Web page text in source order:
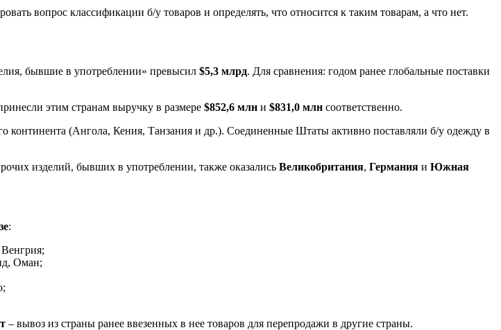
вопрос классификации б/у товаров и определять, что относится к таким товарам, а что нет.
бывшие в употреблении» превысил $5,3 млрд. Для сравнения: годом ранее глобальные поставки
этим странам выручку в размере $852,6 млн и $831,0 млн соответственно.
континента (Ангола, Кения, Танзания и др.). Соединенные Штаты активно поставляли б/у одежду в
изделий, бывших в употреблении, также оказались Великобритания, Германия и Южная
:
Оман;
– вывоз из страны ранее ввезенных в нее товаров для перепродажи в другие страны.